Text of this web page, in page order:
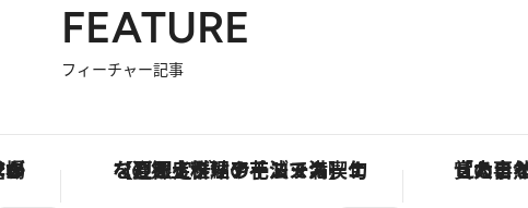
FEATURE
フィーチャー記事
」。旅愛好家のお気に入りコレクションから、ジェンダーレスな新作が登場 【夏限定ディナーコース】旬を迎える稚鮎や花ズッキーニなどをイタリア・トスカーナの郷土料理の手法で満喫！